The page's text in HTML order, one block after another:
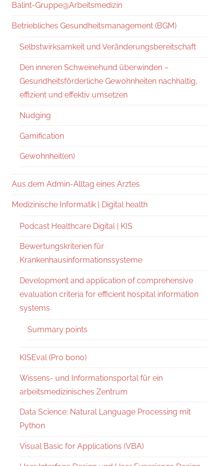
Balint-Gruppe@Arbeitsmedizin
Betriebliches Gesundheitsmanagement (BGM)
Selbstwirksamkeit und Veränderungsbereitschaft
Den inneren Schweinehund überwinden –
Gesundheitsförderliche Gewohnheiten nachhaltig,
effizient und effektiv umsetzen
Nudging
Gamification
Gewohnheit(en)
Aus dem Admin-Alltag eines Arztes
Medizinische Informatik | Digital health
Podcast Healthcare Digital | KIS
Bewertungskriterien für
Krankenhausinformationssysteme
Development and application of comprehensive
evaluation criteria for efficient hospital information
systems
Summary points
KISEval (Pro bono)
Wissens- und Informationsportal für ein
arbeitsmedizinisches Zentrum
Data Science: Natural Language Processing mit
Python
Visual Basic for Applications (VBA)